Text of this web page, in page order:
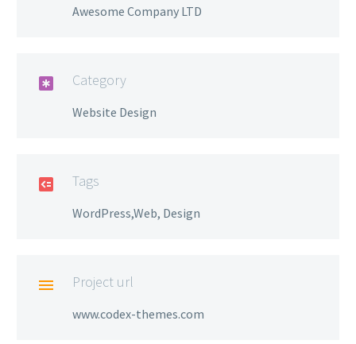
Awesome Company LTD
 Category
Website Design
 Tags
WordPress,Web, Design
 Project url
www.codex-themes.com